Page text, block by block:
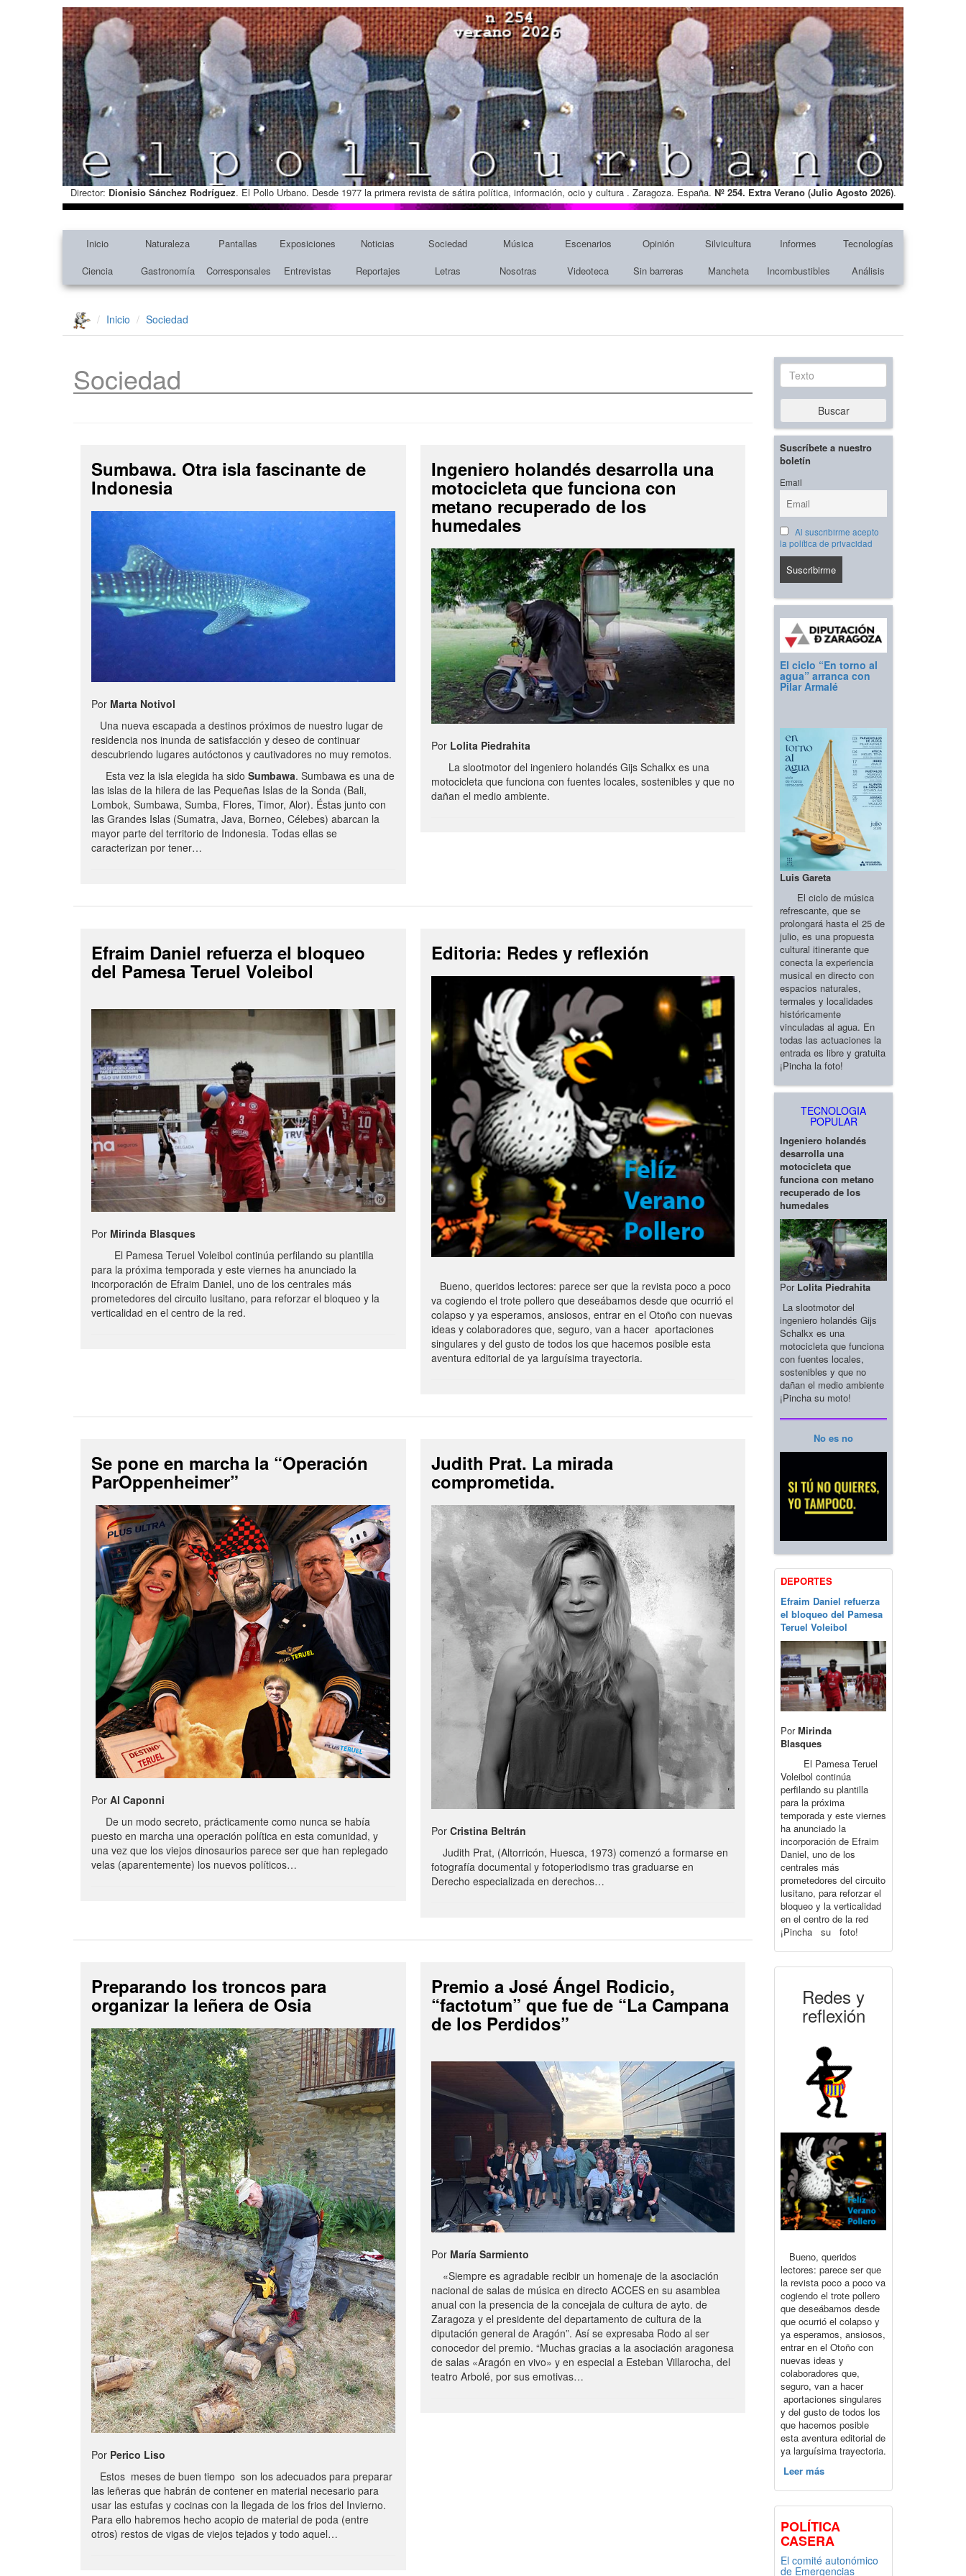
Director: Dionisio Sánchez Rodríguez. El Pollo Urbano. Desde 1977 la primera revista de sátira política, información, ocio y cultura . Zaragoza. España. Nº 254. Extra Verano (Julio Agosto 2026).
Inicio Naturaleza Pantallas Exposiciones Noticias Sociedad Música Escenarios Opinión Silvicultura Informes
Tecnologías
Ciencia
Gastronomía Corresponsales Entrevistas Reportajes Letras Nosotras Videoteca Sin barreras Mancheta Incombustibles Análisis
Inicio Sociedad
Sociedad
Sumbawa. Otra isla fascinante de
Indonesia
Por Marta Notivol
Una nueva escapada a destinos próximos de nuestro lugar de
residencia nos inunda de satisfacción y deseo de continuar
descubriendo lugares autóctonos y cautivadores no muy remotos.
Esta vez la isla elegida ha sido Sumbawa. Sumbawa es una de
las islas de la hilera de las Pequeñas Islas de la Sonda (Bali,
Lombok, Sumbawa, Sumba, Flores, Timor, Alor). Éstas junto con
las Grandes Islas (Sumatra, Java, Borneo, Célebes) abarcan la
mayor parte del territorio de Indonesia. Todas ellas se
caracterizan por tener…
Ingeniero holandés desarrolla una
motocicleta que funciona con
metano recuperado de los
humedales
Por Lolita Piedrahita
La slootmotor del ingeniero holandés Gijs Schalkx es una
motocicleta que funciona con fuentes locales, sostenibles y que no
dañan el medio ambiente.
Efraim Daniel refuerza el bloqueo
del Pamesa Teruel Voleibol
Por Mirinda Blasques
El Pamesa Teruel Voleibol continúa perfilando su plantilla
para la próxima temporada y este viernes ha anunciado la
incorporación de Efraim Daniel, uno de los centrales más
prometedores del circuito lusitano, para reforzar el bloqueo y la
verticalidad en el centro de la red.
Editoria: Redes y reflexión
Bueno, queridos lectores: parece ser que la revista poco a poco
va cogiendo el trote pollero que deseábamos desde que ocurrió el
colapso y ya esperamos, ansiosos, entrar en el Otoño con nuevas
ideas y colaboradores que, seguro, van a hacer aportaciones
singulares y del gusto de todos los que hacemos posible esta
aventura editorial de ya larguísima trayectoria.
Se pone en marcha la “Operación
ParOppenheimer”
Por Al Caponni
De un modo secreto, prácticamente como nunca se había
puesto en marcha una operación política en esta comunidad, y
una vez que los viejos dinosaurios parece ser que han replegado
velas (aparentemente) los nuevos políticos…
Judith Prat. La mirada
comprometida.
PorCristina Beltrán
Judith Prat, (Altorricón, Huesca, 1973) comenzó a formarse en
fotografía documental y fotoperiodismo tras graduarse en
Derecho especializada en derechos…
Preparando los troncos para
organizar la leñera de Osia
Por Perico Liso
Estos meses de buen tiempo son los adecuados para preparar
las leñeras que habrán de contener en material necesario para
usar las estufas y cocinas con la llegada de los frios del Invierno.
Para ello habremos hecho acopio de material de poda (entre
otros) restos de vigas de viejos tejados y todo aquel…
Premio a José Ángel Rodicio,
“factotum” que fue de “La Campana
de los Perdidos”
Por María Sarmiento
«Siempre es agradable recibir un homenaje de la asociación
nacional de salas de música en directo ACCES en su asamblea
anual con la presencia de la concejala de cultura de ayto. de
Zaragoza y el presidente del departamento de cultura de la
diputación general de Aragón”. Así se expresaba Rodo al ser
conocedor del premio. “Muchas gracias a la asociación aragonesa
de salas «Aragón en vivo» y en especial a Esteban Villarocha, del
teatro Arbolé, por sus emotivas…
Texto
Buscar
Suscríbete a nuestro
boletín
Email
Al suscribirme acepto
la política de privacidad
El ciclo “En torno al
agua” arranca con
Pilar Armalé
Luis Gareta
El ciclo de música
refrescante, que se
prolongará hasta el 25 de
julio, es una propuesta
cultural itinerante que
conecta la experiencia
musical en directo con
espacios naturales,
termales y localidades
históricamente
vinculadas al agua. En
todas las actuaciones la
entrada es libre y gratuita
¡Pincha la foto!
TECNOLOGIA
POPULAR
Ingeniero holandés
desarrolla una
motocicleta que
funciona con metano
recuperado de los
humedales
Por Lolita Piedrahita
La slootmotor del
ingeniero holandés Gijs
Schalkx es una
motocicleta que funciona
con fuentes locales,
sostenibles y que no
dañan el medio ambiente
¡Pincha su moto!
No es no
DEPORTES
Efraim Daniel refuerza
el bloqueo del Pamesa
Teruel Voleibol
PorMirinda
Blasques
El Pamesa Teruel
Voleibol continúa
perfilando su plantilla
para la próxima
temporada y este viernes
ha anunciado la
incorporación de Efraim
Daniel, uno de los
centrales más
prometedores del circuito
lusitano, para reforzar el
bloqueo y la verticalidad
en el centro de la red
¡Pincha su foto!
Redes y
reflexión
Bueno, queridos
lectores: parece ser que
la revista poco a poco va
cogiendo el trote pollero
que deseábamos desde
que ocurrió el colapso y
ya esperamos, ansiosos,
entrar en el Otoño con
nuevas ideas y
colaboradores que,
seguro, van a hacer
aportaciones singulares
y del gusto de todos los
que hacemos posible
esta aventura editorial de
ya larguísima trayectoria.
Leer más
POLÍTICA
CASERA
El comité autonómico
de Emergencias